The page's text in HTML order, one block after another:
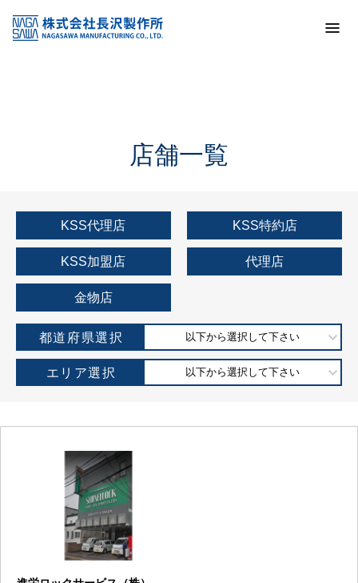
KSS加盟店・取扱店情報
店舗一覧
店舗一覧
KSS代理店 KSS特約店
KSS加盟店 代理店
金物店
都道府県選択 以下から選択して下さい
エリア選択 以下から選択して下さい